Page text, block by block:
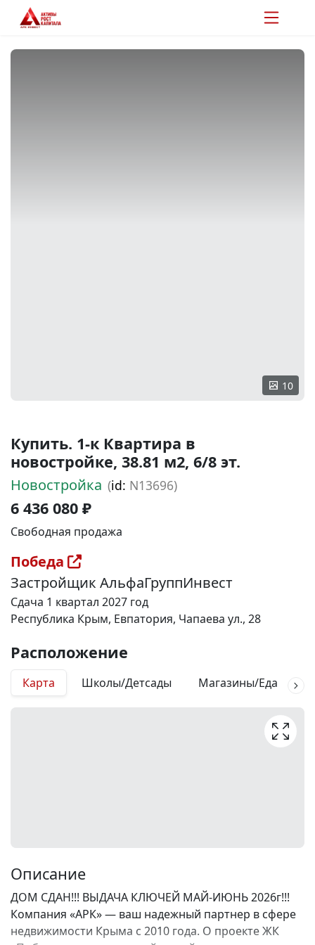
10
Купить. 1-к Квартира в
новостройке, 38.81 м2, 6/8 эт.
Новостройка (id: N13696)
6 436 080 ₽
Свободная продажа
Победа
Застройщик АльфаГруппИнвест
Сдача 1 квартал 2027 год
Республика Крым, Евпатория, Чапаева ул., 28
Расположение
Карта Школы/Детсады Магазины/Еда
Описание
ДОМ СДАН!!! ВЫДАЧА КЛЮЧЕЙ МАЙ-ИЮНЬ 2026г!!!
Компания «АРК» — ваш надежный партнер в сфере
недвижимости Крыма с 2010 года. О проекте ЖК